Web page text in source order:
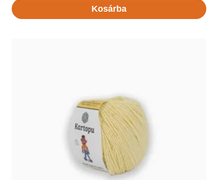
Kosárba